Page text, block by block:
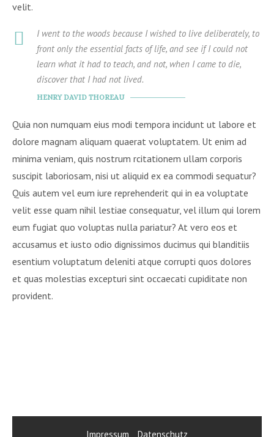
velit.
I went to the woods because I wished to live deliberately, to
front only the essential facts of life, and see if I could not
learn what it had to teach, and not, when I came to die,
discover that I had not lived.
HENRY DAVID THOREAU
Quia non numquam eius modi tempora incidunt ut labore et
dolore magnam aliquam quaerat voluptatem. Ut enim ad
minima veniam, quis nostrum rcitationem ullam corporis
suscipit laboriosam, nisi ut aliquid ex ea commodi sequatur?
Quis autem vel eum iure reprehenderit qui in ea voluptate
velit esse quam nihil lestiae consequatur, vel illum qui lorem
eum fugiat quo voluptas nulla pariatur? At vero eos et
accusamus et iusto odio dignissimos ducimus qui blanditiis
esentium voluptatum deleniti atque corrupti quos dolores
et quas molestias excepturi sint occaecati cupiditate non
provident.
Impressum Datenschutz